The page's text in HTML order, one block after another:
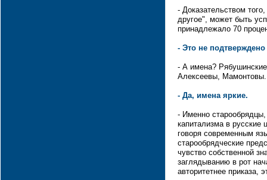
- Доказательством
другое", может быть
принадлежало 70
- Это не подтверждено
- А имена?
Алексеевы, Мамонтовы.
- Да, имена яркие.
- Именно
капитализма в русские
говоря современным
старообрядческие
чувство собственной
заглядыванию в рот
авторитетнее приказа,